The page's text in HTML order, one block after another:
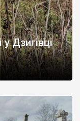
Дзигівці